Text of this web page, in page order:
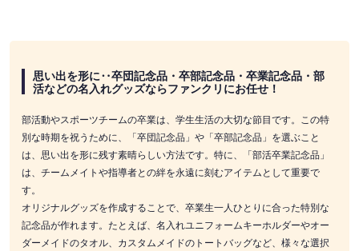
思い出を形に‥卒団記念品・卒部記念品・卒業記念品・部
活などの名入れグッズならファンクリにお任せ！
部活動やスポーツチームの卒業は、学生生活の大切な節目です。この特
別な時期を祝うために、「卒団記念品」や「卒部記念品」を選ぶこと
は、思い出を形に残す素晴らしい方法です。特に、「部活卒業記念品」
は、チームメイトや指導者との絆を永遠に刻むアイテムとして重要で
す。
オリジナルグッズを作成することで、卒業生一人ひとりに合った特別な
記念品が作れます。たとえば、名入れユニフォームキーホルダーやオー
ダーメイドのタオル、カスタムメイドのトートバッグなど、様々な選択